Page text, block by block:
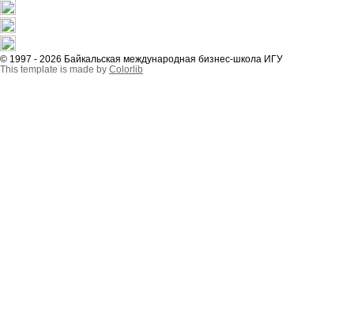
© 1997 - 2026 Байкальская международная бизнес-школа ИГУ
This template is made by Colorlib